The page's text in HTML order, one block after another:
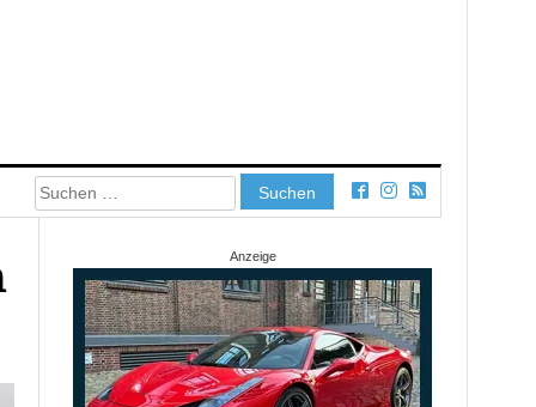
Suchen
nach:
Anzeige